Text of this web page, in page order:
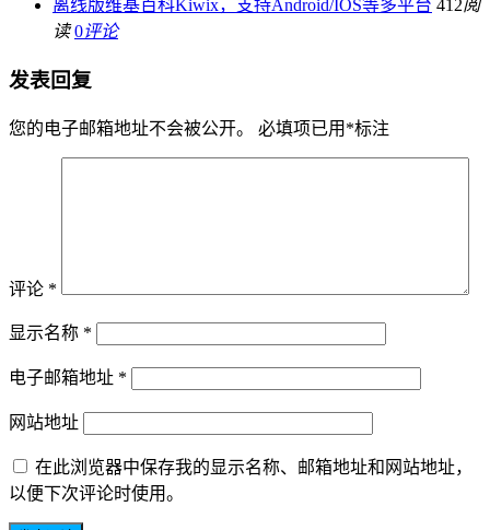
离线版维基百科Kiwix，支持Android/IOS等多平台 412阅
读 0评论
发表回复
您的电子邮箱地址不会被公开。 必填项已用 *标注
评论 *
显示名称 *
电子邮箱地址 *
网站地址
在此浏览器中保存我的显示名称、邮箱地址和网站地址，
以便下次评论时使用。